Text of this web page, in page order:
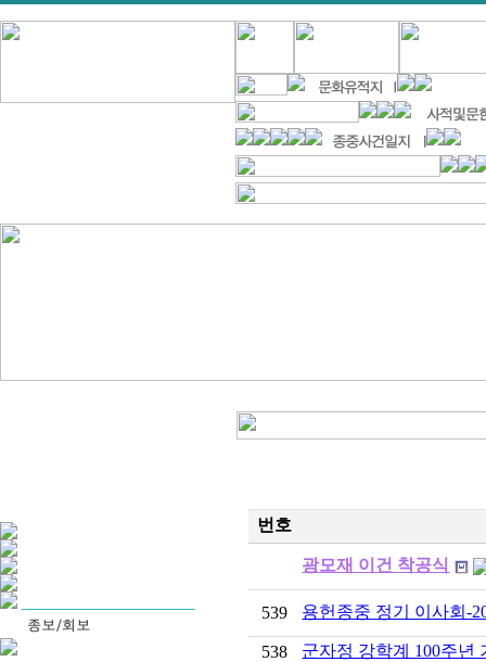
번호
광모재 이건 착공식
539 용헌종중 정기 이사회-
538
군자정 강학계 100주년